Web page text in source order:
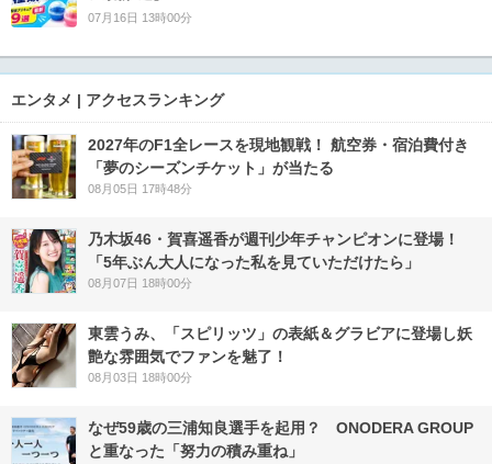
07月16日 13時00分
エンタメ | アクセスランキング
2027年のF1全レースを現地観戦！ 航空券・宿泊費付き
「夢のシーズンチケット」が当たる
08月05日 17時48分
乃木坂46・賀喜遥香が週刊少年チャンピオンに登場！
「5年ぶん大人になった私を見ていただけたら」
08月07日 18時00分
東雲うみ、「スピリッツ」の表紙＆グラビアに登場し妖
艶な雰囲気でファンを魅了！
08月03日 18時00分
なぜ59歳の三浦知良選手を起用？ ONODERA GROUP
と重なった「努力の積み重ね」